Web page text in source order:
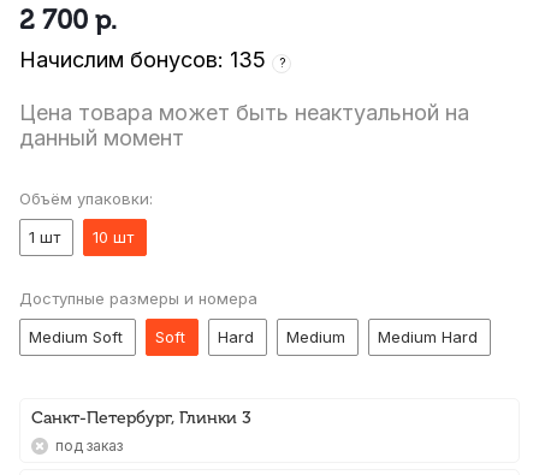
2 700 р.
Начислим бонусов: 135 ?
Цена товара может быть неактуальной на
данный момент
Объём упаковки:
1 шт
10 шт
Доступные размеры и номера
Medium Soft
Soft Hard Medium Medium Hard
Санкт-Петербург, Глинки 3
Под заказ